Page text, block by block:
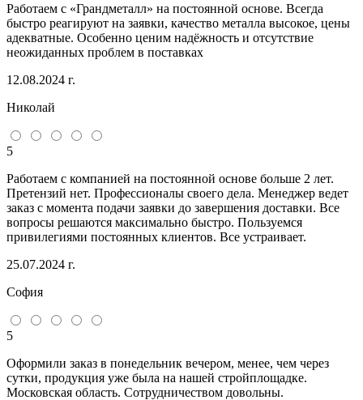
Работаем с «Грандметалл» на постоянной основе. Всегда
быстро реагируют на заявки, качество металла высокое, цены
адекватные. Особенно ценим надёжность и отсутствие
неожиданных проблем в поставках
12.08.2024 г.
Николай
5
Работаем с компанией на постоянной основе больше 2 лет.
Претензий нет. Профессионалы своего дела. Менеджер ведет
заказ с момента подачи заявки до завершения доставки. Все
вопросы решаются максимально быстро. Пользуемся
привилегиями постоянных клиентов. Все устраивает.
25.07.2024 г.
София
5
Оформили заказ в понедельник вечером, менее, чем через
сутки, продукция уже была на нашей стройплощадке.
Московская область. Сотрудничеством довольны.